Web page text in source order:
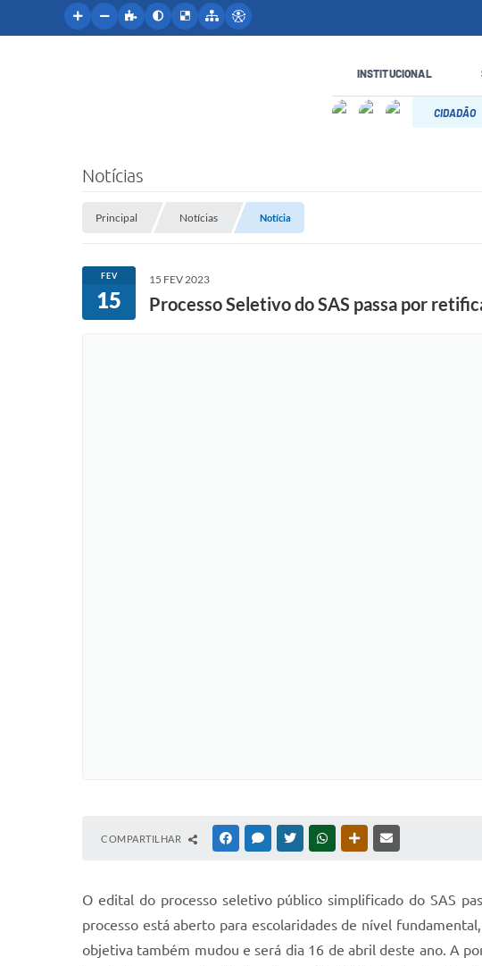
INSTITUCIONAL
CIDADÃO
Notícias
Principal Notícias Notícia
FEV
15
15 FEV 2023
Processo Seletivo do SAS passa por
COMPARTILHAR FACEBOOKMESSENGER
TWITTERWHATSAPPOUTRAS MÍDIAS
O edital do processo seletivo público simplificado do SAS
processo está aberto para escolaridades de nível
objetiva também mudou e será dia 16 de abril deste ano. A